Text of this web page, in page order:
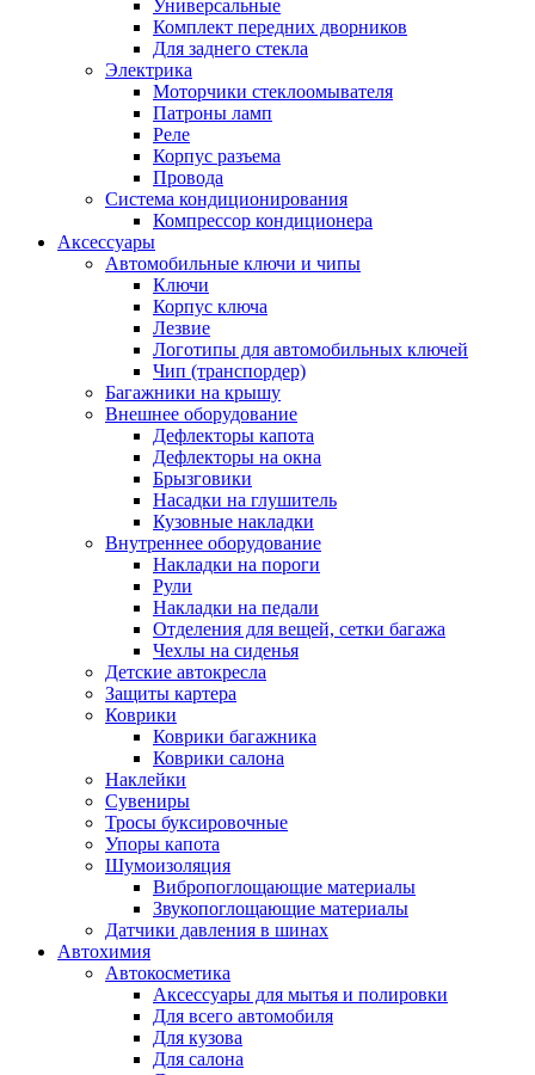
Универсальные
Комплект передних дворников
Для заднего стекла
Электрика
Моторчики стеклоомывателя
Патроны ламп
Реле
Корпус разъема
Провода
Система кондиционирования
Компрессор кондиционера
Аксессуары
Автомобильные ключи и чипы
Ключи
Корпус ключа
Лезвие
Логотипы для автомобильных ключей
Чип (транспордер)
Багажники на крышу
Внешнее оборудование
Дефлекторы капота
Дефлекторы на окна
Брызговики
Насадки на глушитель
Кузовные накладки
Внутреннее оборудование
Накладки на пороги
Рули
Накладки на педали
Отделения для вещей, сетки багажа
Чехлы на сиденья
Детские автокресла
Защиты картера
Коврики
Коврики багажника
Коврики салона
Наклейки
Сувениры
Тросы буксировочные
Упоры капота
Шумоизоляция
Вибропоглощающие материалы
Звукопоглощающие материалы
Датчики давления в шинах
Автохимия
Автокосметика
Аксессуары для мытья и полировки
Для всего автомобиля
Для кузова
Для салона